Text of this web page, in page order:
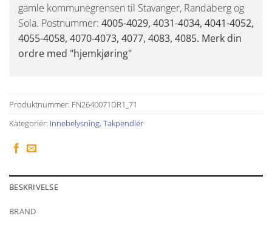
gamle kommunegrensen til Stavanger, Randaberg og
Sola. Postnummer: 4005-4029, 4031-4034, 4041-4052,
4055-4058, 4070-4073, 4077, 4083, 4085. Merk din
ordre med "hjemkjøring"
Produktnummer: FN2640071DR1_71
Kategorier: Innebelysning, Takpendler
BESKRIVELSE
BRAND